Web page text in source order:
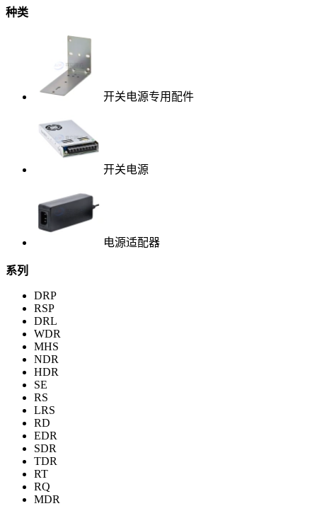
种类
开关电源专用配件
开关电源
电源适配器
系列
DRP
RSP
DRL
WDR
MHS
NDR
HDR
SE
RS
LRS
RD
EDR
SDR
TDR
RT
RQ
MDR